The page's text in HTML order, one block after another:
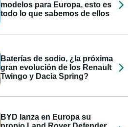
modelos para Europa, esto es
todo lo que sabemos de ellos
Baterías de sodio, ¿la próxima
gran evolución de los Renault
Twingo y Dacia Spring?
BYD lanza en Europa su